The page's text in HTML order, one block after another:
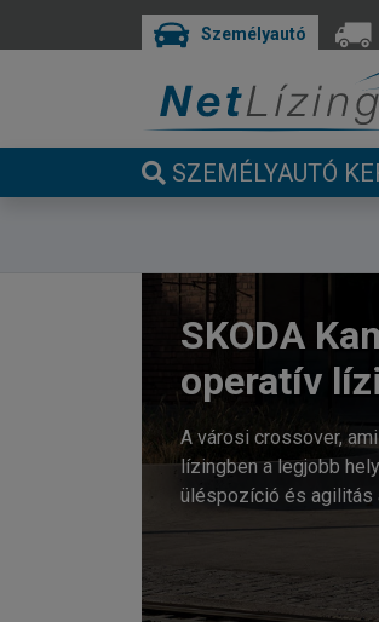
Személyautó
SZEMÉLYAUTÓ
SKODA
operatív
A városi crossover,
lízingben a legjobb
üléspozíció és agilitás